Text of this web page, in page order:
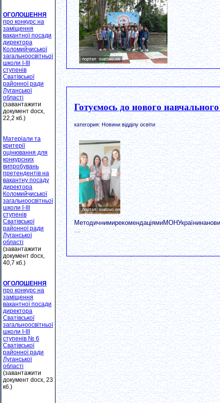
ОГОЛОШЕННЯ
про конкурс на
заміщення
вакантної посади
директора
Коломийчиської
загальноосвітньої
школи І-ІІІ
ступенів
Сватівської
районної ради
Луганської
області
(завантажити
документ docx,
22,2 кб.)
Матеріали та
критерії
оцінювання для
конкурсних
випробувань
претендентів на
вакантну посаду
директора
Коломийчиської
загальноосвітньої
школи І-ІІІ
ступенів
Сватівської
районної ради
Луганської
області
(завантажити
документ docx,
40,7 кб.)
ОГОЛОШЕННЯ
про конкурс на
заміщення
вакантної посади
директора
Сватівської
загальноосвітньої
школи І-ІІІ
ступенів № 6
Сватівської
районної ради
Луганської
області
(завантажити
документ docx, 23
кб.)
Готуємось до нового
категория: Новини відділу освіти
...